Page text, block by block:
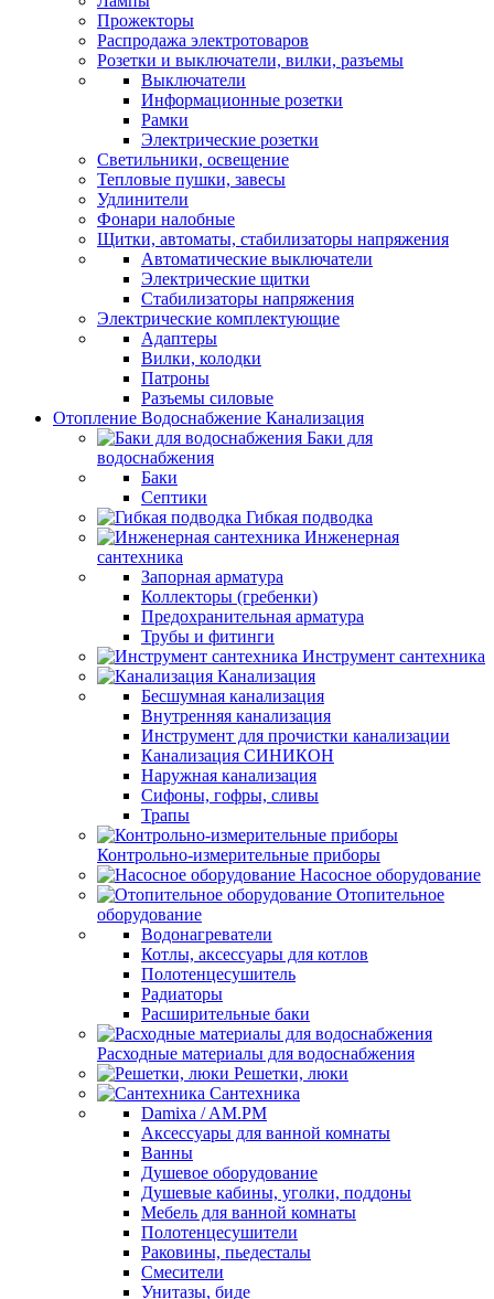
Прожекторы
Распродажа электротоваров
Розетки и выключатели, вилки, разъемы
Выключатели
Информационные розетки
Рамки
Электрические розетки
Светильники, освещение
Тепловые пушки, завесы
Удлинители
Фонари налобные
Щитки, автоматы, стабилизаторы напряжения
Автоматические выключатели
Электрические щитки
Стабилизаторы напряжения
Электрические комплектующие
Адаптеры
Вилки, колодки
Патроны
Разъемы силовые
Отопление Водоснабжение Канализация
Баки для
водоснабжения
Баки
Септики
Гибкая подводка
Инженерная
сантехника
Запорная арматура
Коллекторы (гребенки)
Предохранительная арматура
Трубы и фитинги
Инструмент сантехника
Канализация
Бесшумная канализация
Внутренняя канализация
Инструмент для прочистки канализации
Канализация СИНИКОН
Наружная канализация
Сифоны, гофры, сливы
Трапы
Контрольно-измерительные приборы
Насосное оборудование
Отопительное
оборудование
Водонагреватели
Котлы, аксессуары для котлов
Полотенцесушитель
Радиаторы
Расширительные баки
Расходные материалы для водоснабжения
Решетки, люки
Сантехника
Damixa / AM.PM
Аксессуары для ванной комнаты
Ванны
Душевое оборудование
Душевые кабины, уголки, поддоны
Мебель для ванной комнаты
Полотенцесушители
Раковины, пьедесталы
Смесители
Унитазы, биде